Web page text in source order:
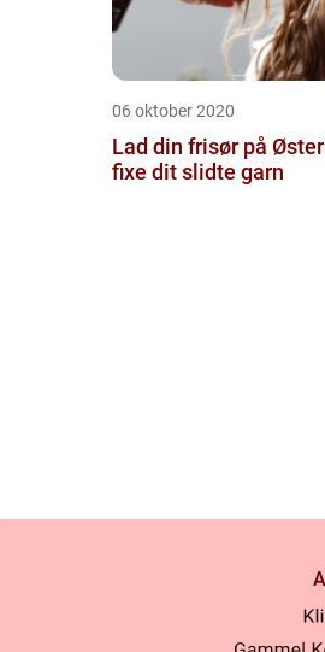
06 oktober 2020
Lad din frisør på
fixe dit slidte garn